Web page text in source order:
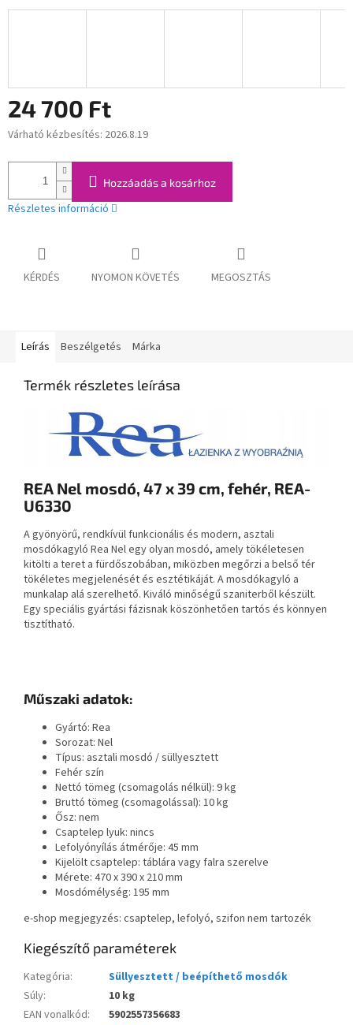
24 700 Ft
Egységár:
Várható kézbesítés: 2026.8.19
Hozzáadás a kosárhoz
Részletes információ
KÉRDÉS NYOMON KÖVETÉS MEGOSZTÁS
Leírás Beszélgetés Márka
Termék részletes leírása
REA Nel mosdó, 47 x 39 cm, fehér, REA-
U6330
A gyönyörű, rendkívül funkcionális és modern, asztali
mosdókagyló Rea Nel egy olyan mosdó, amely tökéletesen
kitölti a teret a fürdőszobában, miközben megőrzi a belső tér
tökéletes megjelenését és esztétikáját. A mosdókagyló a
munkalap alá szerelhető. Kiváló minőségű szaniterből készült.
Egy speciális gyártási fázisnak köszönhetően tartós és könnyen
tisztítható.
Műszaki adatok:
Gyártó: Rea
Sorozat: Nel
Típus: asztali mosdó / süllyesztett
Fehér szín
Nettó tömeg (csomagolás nélkül): 9 kg
Bruttó tömeg (csomagolással): 10 kg
Ősz: nem
Csaptelep lyuk: nincs
Lefolyónyílás átmérője: 45 mm
Kijelölt csaptelep: táblára vagy falra szerelve
Mérete: 470 x 390 x 210 mm
Mosdómélység: 195 mm
e-shop megjegyzés: csaptelep, lefolyó, szifon nem tartozék
Kiegészítő paraméterek
Kategória:
Süllyesztett / beépíthető mosdók
Súly:
10 kg
EAN vonalkód:
5902557356683